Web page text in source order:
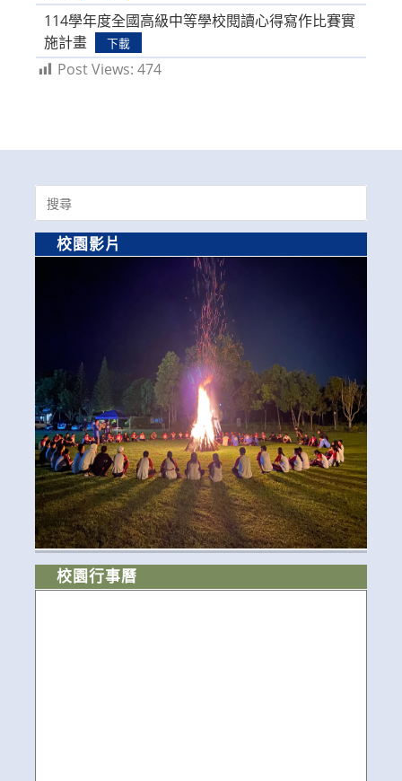
114學年度全國高級中等學校閱讀心得寫作比賽實
施計畫
下載
Post Views: 474
Search
for:
校園影片
校園行事曆